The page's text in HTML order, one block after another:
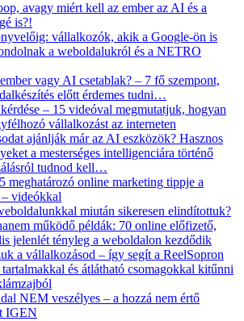
avagy miért kell az ember az AI és a
is?!
vállalkozók, akik a Google-ön is
a weboldalukról és a NETRO
vagy AI csetablak? – 7 fő szempont,
előtt érdemes tudni…
– 15 videóval megmutatjuk, hogyan
vállalkozást az interneten
ajánlják már az AI eszközök? Hasznos
a mesterséges intelligenciára történő
tudnod kell…
meghatározó online marketing tippje a
videókkal
miután sikeresen elindítottuk?
működő példák: 70 online előfizető,
jelenlét tényleg a weboldalon kezdődik
a vállalkozásod – így segít a ReelSopron
és átlátható csomagokkal kitűnni
NEM veszélyes – a hozzá nem értő
IGEN